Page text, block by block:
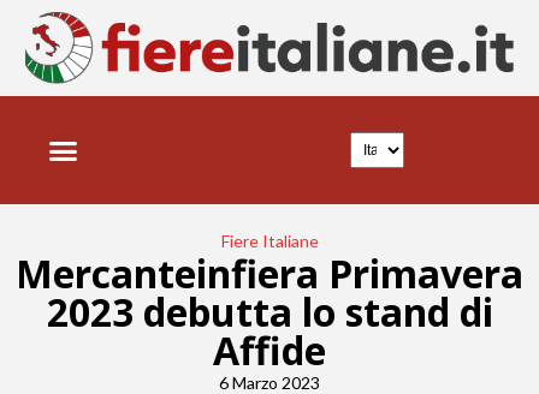
Fiere Italiane
Mercanteinfiera Primavera
2023 debutta lo stand di
Affide
6 Marzo 2023